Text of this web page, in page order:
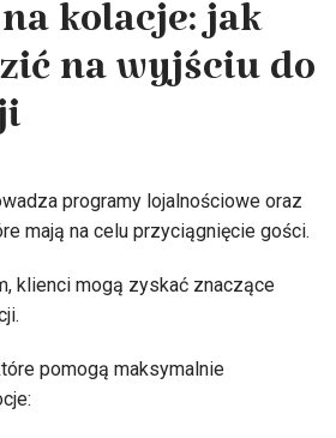
kolacje: jak
na wyjściu do
programy lojalnościowe oraz
mają na celu przyciągnięcie gości.
klienci mogą zyskać znaczące
pomogą maksymalnie